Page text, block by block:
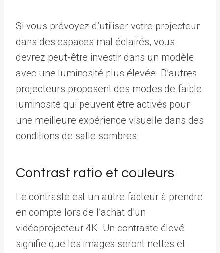
Si vous prévoyez d’utiliser votre projecteur
dans des espaces mal éclairés, vous
devrez peut-être investir dans un modèle
avec une luminosité plus élevée. D’autres
projecteurs proposent des modes de faible
luminosité qui peuvent être activés pour
une meilleure expérience visuelle dans des
conditions de salle sombres.
Contrast ratio et couleurs
Le contraste est un autre facteur à prendre
en compte lors de l’achat d’un
vidéoprojecteur 4K. Un contraste élevé
signifie que les images seront nettes et